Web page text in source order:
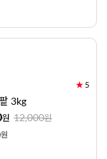
★ 5
3kg
원 12,000원